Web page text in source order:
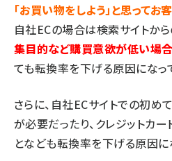
「お買い物をしよう」と思ってお
自社ECの場合は検索サイトから
集目的など購買意欲が低い場合
ても転換率を下げる原因になっ
さらに、自社ECサイトでの初
が必要だったり、クレジットカ
となども転換率を下げる原因に